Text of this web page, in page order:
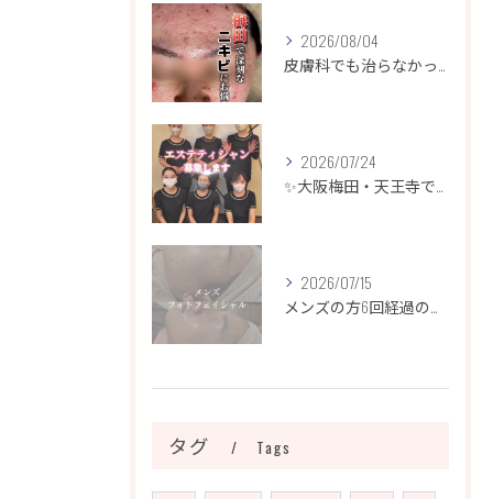
2026/08/04
皮膚科でも治らなかったニキビ、諦めるのはまだ早いです！
2026/07/24
✨大阪梅田・天王寺でエステティシャン募集✨
2026/07/15
メンズの方6回経過のお写真になります📷✨
タグ Tags